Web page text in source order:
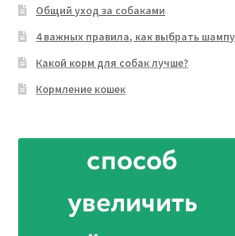
Общий уход за собаками
4 важных правила, как выбрать
Какой корм для собак лучше?
Кормление кошек